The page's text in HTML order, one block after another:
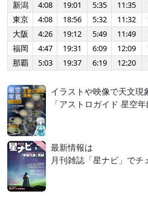
新潟
4:08 19:01 5:35 11:35
東京
4:08 18:56 5:32 11:32
大阪
4:26 19:12 5:49 11:49
福岡
4:47 19:31 6:09 12:09
那覇
5:03 19:37 6:19 12:20
イラストや映像で天文現
「アストロガイド 星空年
最新情報は
月刊雑誌「星ナビ」でチ